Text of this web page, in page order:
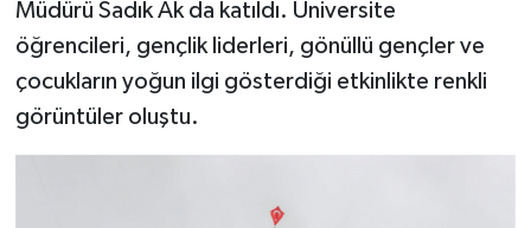
Müdürü Sadık Ak da katıldı. Üniversite
öğrencileri, gençlik liderleri, gönüllü gençler ve
çocukların yoğun ilgi gösterdiği etkinlikte renkli
görüntüler oluştu.